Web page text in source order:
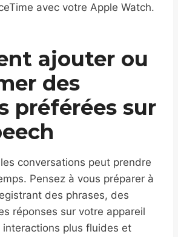
avec votre Apple Watch.
ajouter ou
des
préférées sur
conversations peut prendre
Pensez à vous préparer à
des phrases, des
réponses sur votre appareil
interactions plus fluides et